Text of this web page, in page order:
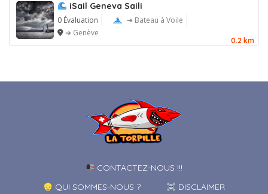
iSail Geneva Saili
0 Évaluation
➔ Bateau à Voile
➔ Genève
0.2 km
CONTACTEZ-NOUS !!!
QUI SOMMES-NOUS ?
DISCLAIMER